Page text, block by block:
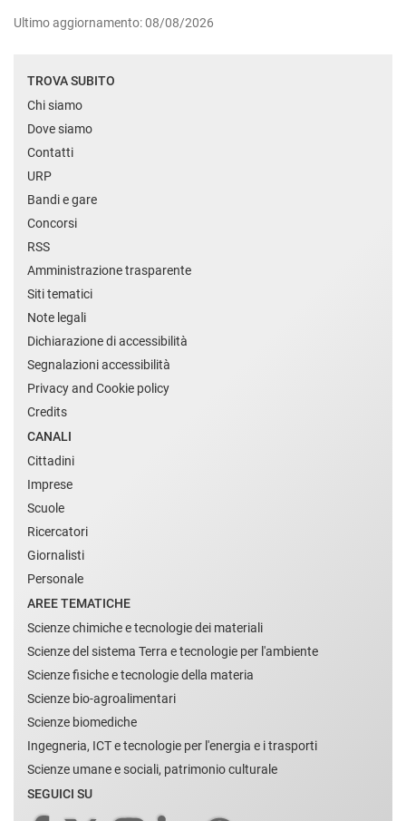
Ultimo aggiornamento: 08/08/2026
TROVA SUBITO
Chi siamo
Dove siamo
Contatti
URP
Bandi e gare
Concorsi
RSS
Amministrazione trasparente
Siti tematici
Note legali
Dichiarazione di accessibilità
Segnalazioni accessibilità
Privacy and Cookie policy
Credits
CANALI
Cittadini
Imprese
Scuole
Ricercatori
Giornalisti
Personale
AREE TEMATICHE
Scienze chimiche e tecnologie dei materiali
Scienze del sistema Terra e tecnologie per l'ambiente
Scienze fisiche e tecnologie della materia
Scienze bio-agroalimentari
Scienze biomediche
Ingegneria, ICT e tecnologie per l'energia e i trasporti
Scienze umane e sociali, patrimonio culturale
SEGUICI SU